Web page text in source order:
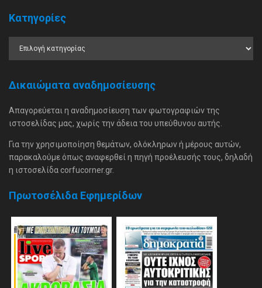
Κατηγορίες
Δικαιώματα αναδημοσίευσης
Απαγορεύεται η αναδημοσίευση των φωτογραφιών της
ιστοσελίδας μας, χωρίς την άδεια του υπεύθυνου αυτής.
Για την χρησιμοποίηση θεμάτων, ολόκληρων ή μέρους αυτών,
παρακαλούμε όπως αναφερθεί η πηγή προέλευσής τους, δηλαδή
η ιστοσελίδα corfucorner.gr.
Πρωτοσέλιδα Εφημερίδων